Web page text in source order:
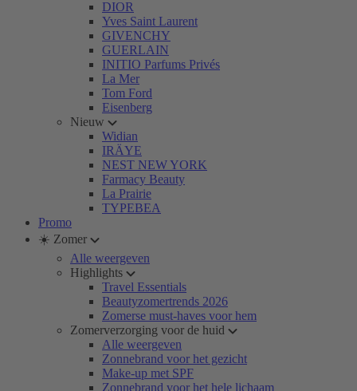
DIOR
Yves Saint Laurent
GIVENCHY
GUERLAIN
INITIO Parfums Privés
La Mer
Tom Ford
Eisenberg
Nieuw
Widian
IRÄYE
NEST NEW YORK
Farmacy Beauty
La Prairie
TYPEBEA
Promo
☀️ Zomer
Alle weergeven
Highlights
Travel Essentials
Beautyzomertrends 2026
Zomerse must-haves voor hem
Zomerverzorging voor de huid
Alle weergeven
Zonnebrand voor het gezicht
Make-up met SPF
Zonnebrand voor het hele lichaam